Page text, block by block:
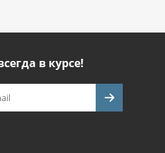
в курсе!